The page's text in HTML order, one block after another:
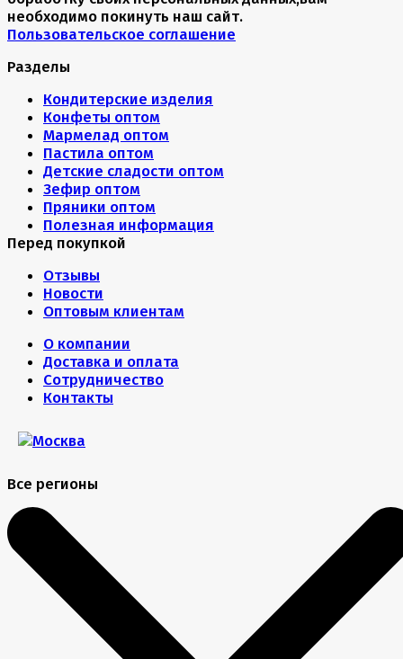
необходимо покинуть наш сайт.
Пользовательское соглашение
Разделы
Кондитерские изделия
Конфеты оптом
Мармелад оптом
Пастила оптом
Детские сладости оптом
Зефир оптом
Пряники оптом
Полезная информация
Перед покупкой
Отзывы
Новости
Оптовым клиентам
О компании
Доставка и оплата
Сотрудничество
Контакты
Все регионы